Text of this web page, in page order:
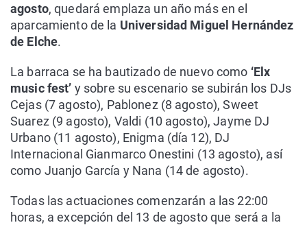
agosto, quedará emplaza un año más en el
aparcamiento de la Universidad Miguel Hernández
de Elche.
La barraca se ha bautizado de nuevo como ‘Elx
music fest’ y sobre su escenario se subirán los DJs
Cejas (7 agosto), Pablonez (8 agosto), Sweet
Suarez (9 agosto), Valdi (10 agosto), Jayme DJ
Urbano (11 agosto), Enigma (día 12), DJ
Internacional Gianmarco Onestini (13 agosto), así
como Juanjo García y Nana (14 de agosto).
Todas las actuaciones comenzarán a las 22:00
horas, a excepción del 13 de agosto que será a la